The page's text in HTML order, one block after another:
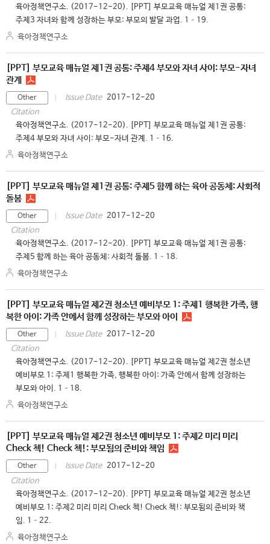
육아정책연구소. (2017-12-20). [PPT] 부모교육 매뉴얼 제1권 공통:
주제3 자녀와 함께 성장하는 부모: 부모의 발달 과업. 1–19.
육아정책연구소
[PPT] 부모교육 매뉴얼 제1권 공통: 주제4 부모와 자녀 사이: 부모-자녀
관계
Other Issue Date 2017-12-20
Citation
육아정책연구소. (2017-12-20). [PPT] 부모교육 매뉴얼 제1권 공통:
주제4 부모와 자녀 사이: 부모-자녀 관계. 1–16.
육아정책연구소
[PPT] 부모교육 매뉴얼 제1권 공통: 주제5 함께 하는 육아 공동체: 사회적
돌봄
Other Issue Date 2017-12-20
Citation
육아정책연구소. (2017-12-20). [PPT] 부모교육 매뉴얼 제1권 공통:
주제5 함께 하는 육아 공동체: 사회적 돌봄. 1–18.
육아정책연구소
[PPT] 부모교육 매뉴얼 제2권 청소년 예비부모 1: 주제1 행복한 가족, 행
복한 아이: 가족 안에서 함께 성장하는 부모와 아이
Other Issue Date 2017-12-20
Citation
육아정책연구소. (2017-12-20). [PPT] 부모교육 매뉴얼 제2권 청소년
예비부모 1: 주제1 행복한 가족, 행복한 아이: 가족 안에서 함께 성장하는
부모와 아이. 1–18.
육아정책연구소
[PPT] 부모교육 매뉴얼 제2권 청소년 예비부모 1: 주제2 미리 미리
Check 첵! Check 첵!: 부모됨의 준비와 책임
Other Issue Date 2017-12-20
Citation
육아정책연구소. (2017-12-20). [PPT] 부모교육 매뉴얼 제2권 청소년
예비부모 1: 주제2 미리 미리 Check 첵! Check 첵!: 부모됨의 준비와 책
임. 1–22.
육아정책연구소